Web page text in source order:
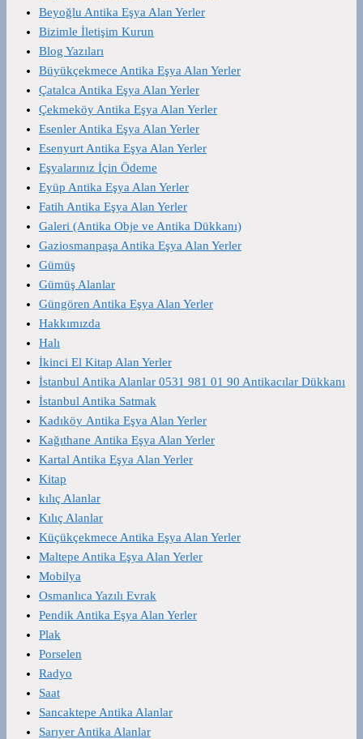
Beyoğlu Antika Eşya Alan Yerler
Bizimle İletişim Kurun
Blog Yazıları
Büyükçekmece Antika Eşya Alan Yerler
Çatalca Antika Eşya Alan Yerler
Çekmeköy Antika Eşya Alan Yerler
Esenler Antika Eşya Alan Yerler
Esenyurt Antika Eşya Alan Yerler
Eşyalarınız İçin Ödeme
Eyüp Antika Eşya Alan Yerler
Fatih Antika Eşya Alan Yerler
Galeri (Antika Obje ve Antika Dükkanı)
Gaziosmanpaşa Antika Eşya Alan Yerler
Gümüş
Gümüş Alanlar
Güngören Antika Eşya Alan Yerler
Hakkımızda
Halı
İkinci El Kitap Alan Yerler
İstanbul Antika Alanlar 0531 981 01 90 Antikacılar Dükkanı
İstanbul Antika Satmak
Kadıköy Antika Eşya Alan Yerler
Kağıthane Antika Eşya Alan Yerler
Kartal Antika Eşya Alan Yerler
Kitap
kılıç Alanlar
Kılıç Alanlar
Küçükçekmece Antika Eşya Alan Yerler
Maltepe Antika Eşya Alan Yerler
Mobilya
Osmanlıca Yazılı Evrak
Pendik Antika Eşya Alan Yerler
Plak
Porselen
Radyo
Saat
Sancaktepe Antika Alanlar
Sarıyer Antika Alanlar